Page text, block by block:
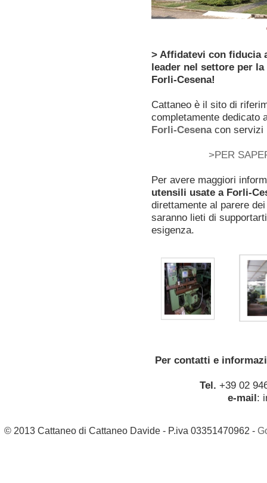
> Affidatevi con fiducia
leader nel settore per
Forli-Cesena!
Cattaneo è il sito di
completamente dedicato
Forli-Cesenacon servizi
>PER
Per avere maggiori
utensili usate a Forli-
direttamente al parere
saranno lieti di
esigenza.
Per contatti e
Tel. +39 02
e-mail:
© 2013 Cattaneo di Cattaneo Davide - P.iva 03351470962 -